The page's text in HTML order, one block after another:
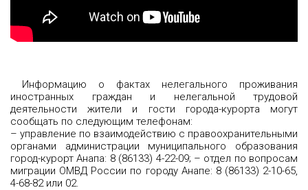
Информацию о фактах нелегального проживания
иностранных граждан и нелегальной трудовой
деятельности жители и гости города-курорта могут
сообщать по следующим телефонам:
– управление по взаимодействию с правоохранительными
органами администрации муниципального образования
город-курорт Анапа: 8 (86133) 4-22-09; – отдел по вопросам
миграции ОМВД России по городу Анапе: 8 (86133) 2-10-65,
4-68-82 или 02.